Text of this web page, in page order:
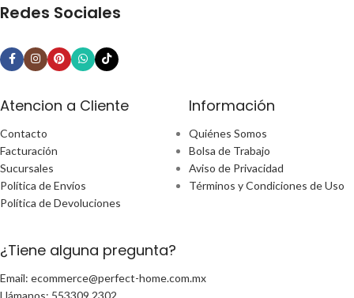
Redes Sociales
Atencion a Cliente
Contacto
Facturación
Sucursales
Política de Envíos
Política de Devoluciones
Información
Quiénes Somos
Bolsa de Trabajo
Aviso de Privacidad
Términos y Condiciones de Uso
¿Tiene alguna pregunta?
Email: ecommerce@perfect-home.com.mx
Llámanos: 553309 2302